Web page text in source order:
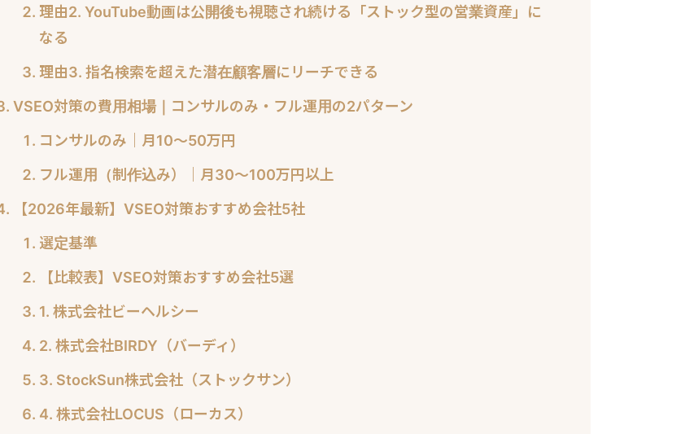
理由2. YouTube動画は公開後も視聴され続ける「ストック型の営業資産」に
なる
理由3. 指名検索を超えた潜在顧客層にリーチできる
VSEO対策の費用相場｜コンサルのみ・フル運用の2パターン
コンサルのみ｜月10〜50万円
フル運用（制作込み）｜月30〜100万円以上
【2026年最新】VSEO対策おすすめ会社5社
選定基準
【比較表】VSEO対策おすすめ会社5選
1. 株式会社ビーヘルシー
2. 株式会社BIRDY（バーディ）
3. StockSun株式会社（ストックサン）
4. 株式会社LOCUS（ローカス）